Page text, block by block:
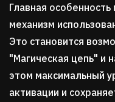
Главная
механизм
Это становится
"Магическая цепь" и
этом максимальный
активации и